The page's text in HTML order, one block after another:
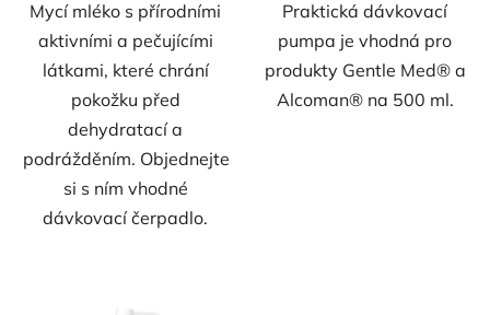
Mycí mléko s přírodními
aktivními a pečujícími
látkami, které chrání
pokožku před
dehydratací a
podrážděním. Objednejte
si s ním vhodné
dávkovací čerpadlo.
Praktická dávkovací
pumpa je vhodná pro
produkty Gentle Med® a
Alcoman® na 500 ml.